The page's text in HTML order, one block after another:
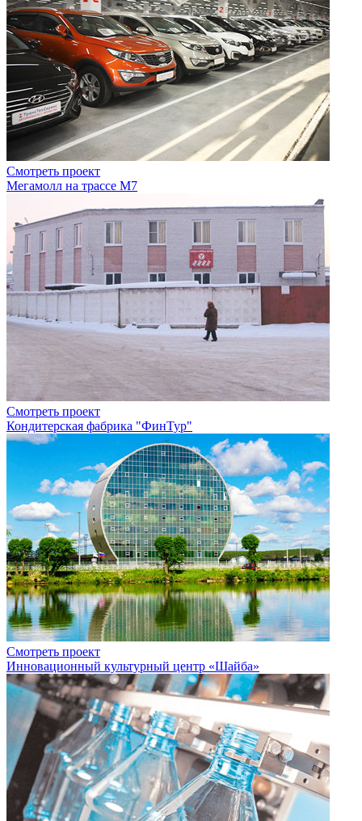
Смотреть проект
Мегамолл на трассе М7
Смотреть проект
Кондитерская фабрика "ФинТур"
Смотреть проект
Инновационный культурный центр «Шайба»